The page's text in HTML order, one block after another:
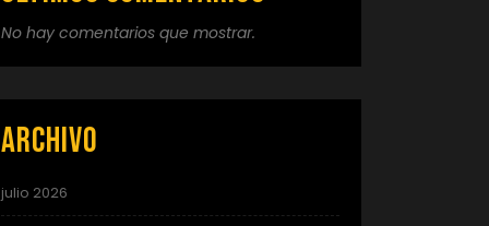
No hay comentarios que mostrar.
Archivo
julio 2026